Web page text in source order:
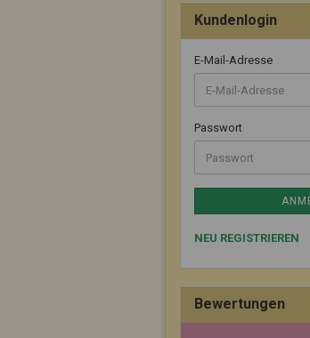
Kundenlogin
E-Mail-Adresse
Passwort
NEU REGISTRIEREN
Bewertungen